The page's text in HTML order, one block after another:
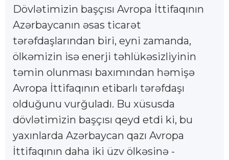
Dövlətimizin başçısı Avropa İttifaqının
Azərbaycanın əsas ticarət
tərəfdaşlarından biri, eyni zamanda,
ölkəmizin isə enerji təhlükəsizliyinin
təmin olunması baxımından həmişə
Avropa İttifaqının etibarlı tərəfdaşı
olduğunu vurğuladı. Bu xüsusda
dövlətimizin başçısı qeyd etdi ki, bu
yaxınlarda Azərbaycan qazı Avropa
İttifaqının daha iki üzv ölkəsinə -